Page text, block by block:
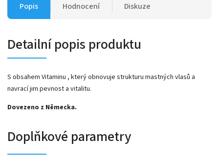
Popis Hodnocení Diskuze
Detailní popis produktu
S obsahem Vitaminu , který obnovuje strukturu mastných vlasů a
navrací jim pevnost a vitalitu.
Dovezeno z Německa.
Doplňkové parametry